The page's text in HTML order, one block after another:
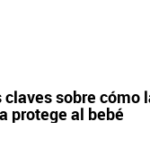
claves sobre cómo
protege al bebé